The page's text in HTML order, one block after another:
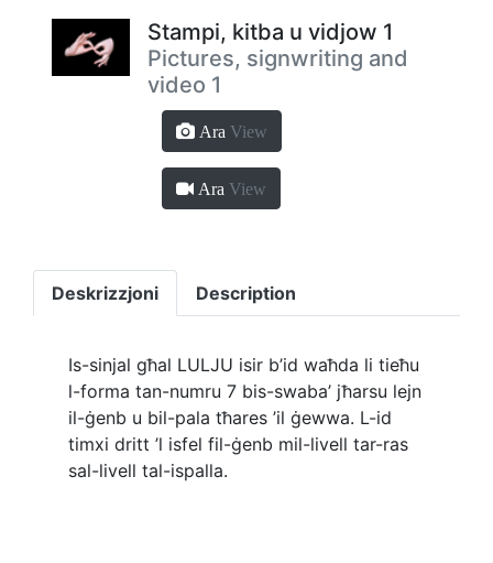
Stampi, kitba u vidjow 1
Pictures, signwriting and
video 1
Ara View
Ara View
Deskrizzjoni Description
Is-sinjal għal LULJU isir b’id waħda li tieħu
l-forma tan-numru 7 bis-swaba’ jħarsu lejn
il-ġenb u bil-pala tħares ’il ġewwa. L-id
timxi dritt ’l isfel fil-ġenb mil-livell tar-ras
sal-livell tal-ispalla.